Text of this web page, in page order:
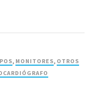
, MONITORES, OTROS